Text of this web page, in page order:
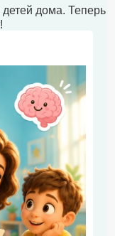
дома. Теперь